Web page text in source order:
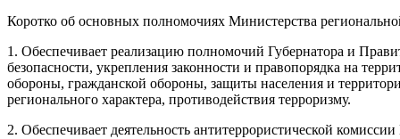
Коротко об основных полномочиях Министерства
1. Обеспечивает реализацию полномочий Губернатора и
безопасности, укрепления законности и правопорядка на
обороны, гражданской обороны, защиты населения и
регионального характера, противодействия терроризму.
2. Обеспечивает деятельность антитеррористической